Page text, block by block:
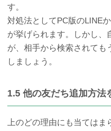
す。
対処法としてPC版のLINE
が挙げられます。しかし、
が、相手から検索されても
しましょう。
1.5 他の友だち追加方法
上のどの理由にも当てはま